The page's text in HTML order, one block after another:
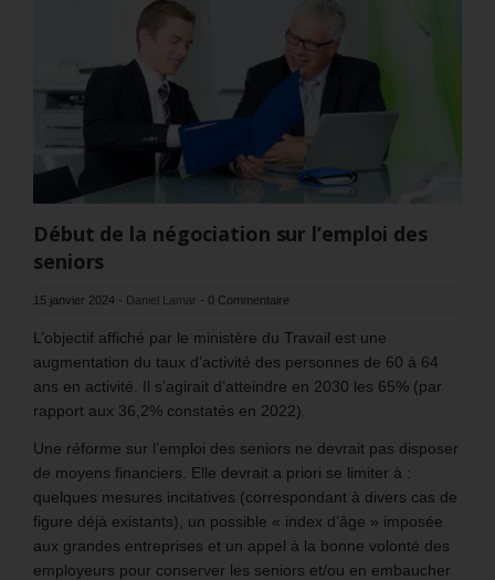
Début de la négociation sur l’emploi des
seniors
15 janvier 2024 - Daniel Lamar - 0 Commentaire
L’objectif affiché par le ministère du Travail est une
augmentation du taux d’activité des personnes de 60 à 64
ans en activité. Il s’agirait d’atteindre en 2030 les 65% (par
rapport aux 36,2% constatés en 2022).
Une réforme sur l’emploi des seniors ne devrait pas disposer
de moyens financiers. Elle devrait a priori se limiter à :
quelques mesures incitatives (correspondant à divers cas de
figure déjà existants), un possible « index d’âge » imposée
aux grandes entreprises et un appel à la bonne volonté des
employeurs pour conserver les seniors et/ou en embaucher